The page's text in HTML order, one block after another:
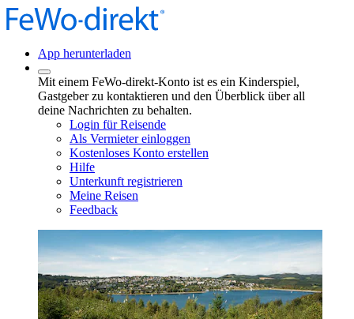
App herunterladen
Mit einem FeWo-direkt-Konto ist es ein Kinderspiel,
Gastgeber zu kontaktieren und den Überblick über all
deine Nachrichten zu behalten.
Login für Reisende
Als Vermieter einloggen
Kostenloses Konto erstellen
Hilfe
Unterkunft registrieren
Meine Reisen
Feedback